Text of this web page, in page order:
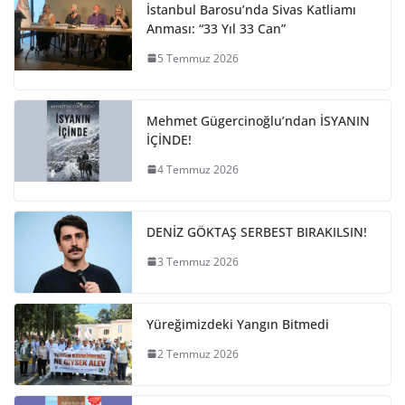
İstanbul Barosu’nda Sivas Katliamı
Anması: “33 Yıl 33 Can”
5 Temmuz 2026
Mehmet Gügercinoğlu’ndan İSYANIN
İÇİNDE!
4 Temmuz 2026
DENİZ GÖKTAŞ SERBEST BIRAKILSIN!
3 Temmuz 2026
Yüreğimizdeki Yangın Bitmedi
2 Temmuz 2026